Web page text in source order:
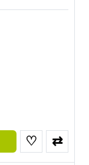
♡ ⇄